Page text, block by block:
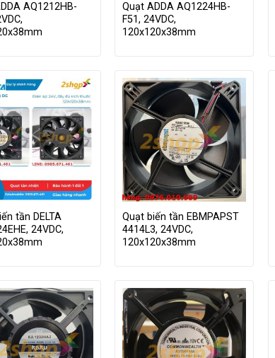
AQ1212HB-
Quạt ADDA AQ1224HB-
F51, 24VDC,
120x120x38mm
tần DELTA
24VDC,
Quạt biến tần EBMPAPST
4414L3, 24VDC,
120x120x38mm